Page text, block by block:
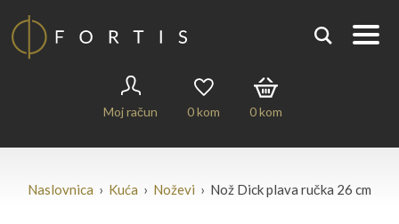
Moj račun 0kom 0kom
Naslovnica › Kuća › Noževi › Nož Dick plava ručka 26 cm